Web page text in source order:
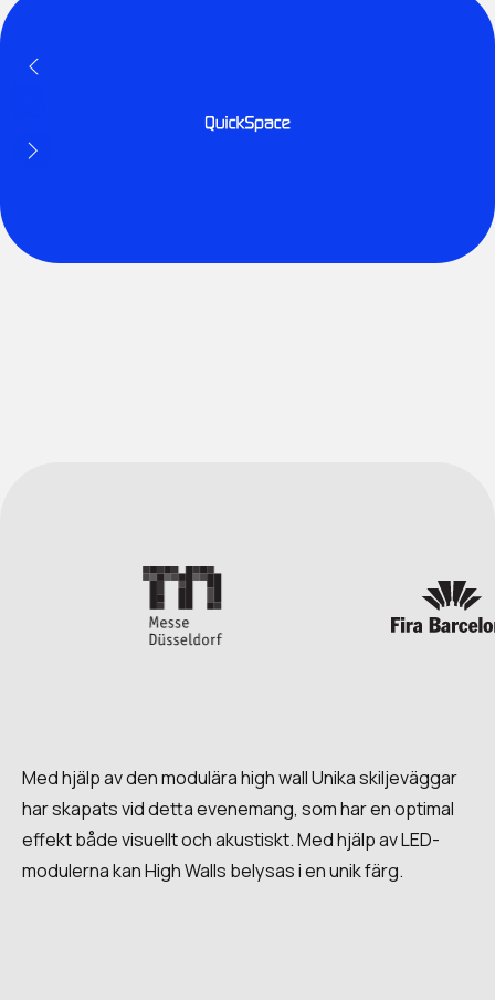
Med hjälp av den modulära high wall Unika skiljeväggar
har skapats vid detta evenemang, som har en optimal
effekt både visuellt och akustiskt. Med hjälp av LED-
modulerna kan High Walls belysas i en unik färg.